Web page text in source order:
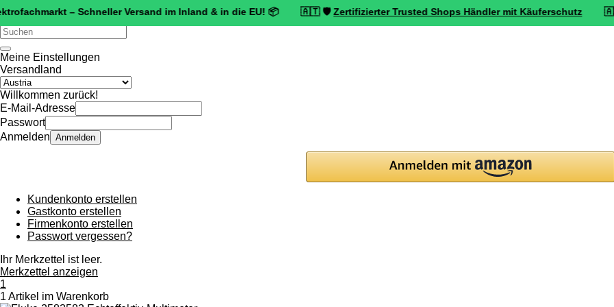
– Schneller Versand im Inland & in die EU! 📦 🇦🇹 🛡️ Zertifizierter Trusted Shops Händler mit Käuferschutz🇦🇹 ⭐ Top
Verwende
die
oben
und
unten,
um
das
Eingabetaste,
zum
ausgewählten
Meine Einstellungen
Versandland
Willkommen zurück!
E-Mail-Adresse
Passwort
Anmelden Anmelden
Kundenkonto erstellen
Gastkonto erstellen
Firmenkonto erstellen
Passwort vergessen?
Ihr Merkzettel ist leer.
Merkzettel anzeigen
1
1 Artikel im Warenkorb